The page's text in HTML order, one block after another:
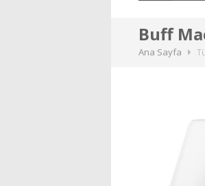
Buff
Ana Sayfa